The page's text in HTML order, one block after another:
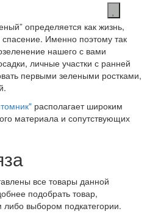
определяется как жизнь,
Именно поэтому так
нашего с вами
личные участки с ранней
первыми зелеными ростками,
располагает широким
материала и сопутствующих
все товары данной
подобрать товар,
либо выбором подкатегории.